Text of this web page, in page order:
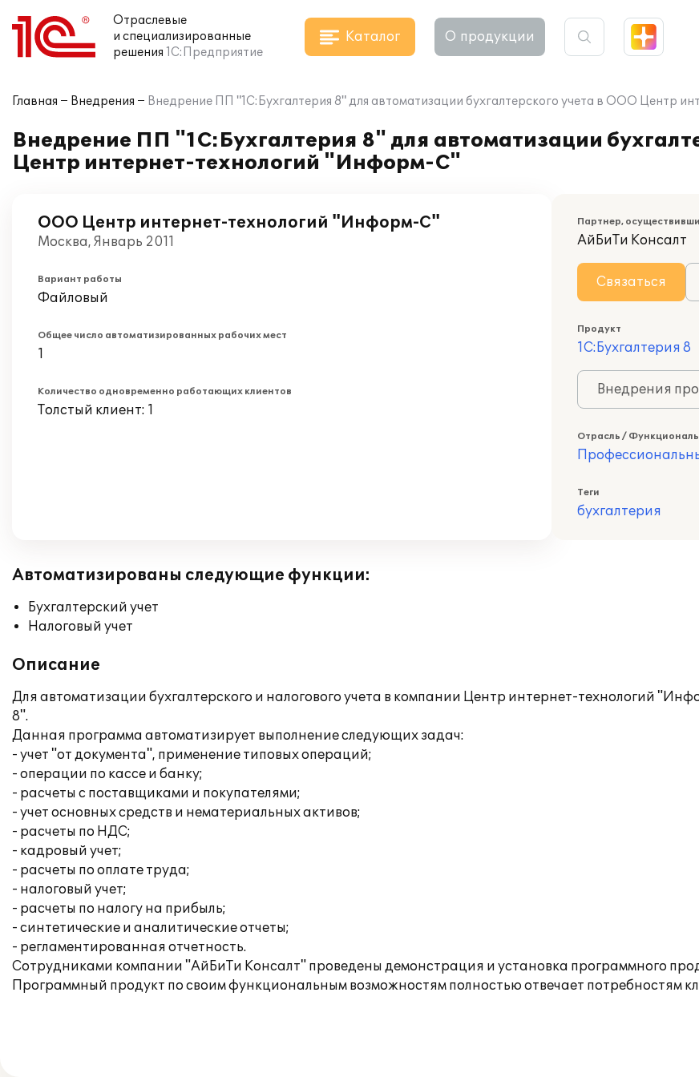
Отраслевые
и специализированные
решения 1С:Предприятие
Каталог О продукции
Главная Внедрения Внедрение ПП "1С:Бухгалтерия 8" для автоматизации бухгалтерского учета в ООО Центр
Внедрение ПП "1С:Бухгалтерия 8" для автоматизации
Центр интернет-технологий "Информ-С"
ООО Центр интернет-технологий "Информ-С"
Москва, Январь 2011
Вариант работы
Файловый
Общее число автоматизированных рабочих мест
1
Количество одновременно работающих клиентов
Толстый клиент: 1
Партнер,
АйБиТи Консалт
Связаться
Продукт
1С:Бухгалтерия 8
Внедрения
Отрасль /
Теги
бухгалтерия
Автоматизированы следующие функции:
Бухгалтерский учет
Налоговый учет
Описание
Для автоматизации бухгалтерского и налогового учета в компании Центр интернет-технологий
8".
Данная программа автоматизирует выполнение следующих задач:
- учет "от документа", применение типовых операций;
- операции по кассе и банку;
- расчеты с поставщиками и покупателями;
- учет основных средств и нематериальных активов;
- расчеты по НДС;
- кадровый учет;
- расчеты по оплате труда;
- налоговый учет;
- расчеты по налогу на прибыль;
- синтетические и аналитические отчеты;
- регламентированная отчетность.
Сотрудниками компании "АйБиТи Консалт" проведены демонстрация и установка программного
Программный продукт по своим функциональным возможностям полностью отвечает потребностям